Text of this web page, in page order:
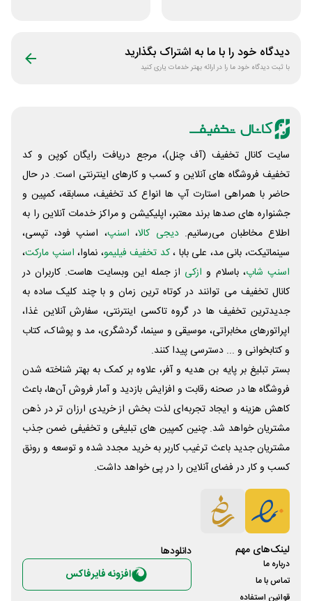
دیدگاه خود را با ما به اشتراک بگذارید
با ثبت دیدگاه خود ما را در ارائه بهتر خدمات یاری کنید
سایت کانال تخفیف (آف چنل)، مرجع دریافت رایگان کوپن و کد
تخفیف فروشگاه های آنلاین و کسب و‌ کارهای اینترنتی است. در حال
حاضر با همراهی استارت آپ ها انواع کد تخفیف، مسابقه، کمپین و
جشنواره های صدها برند معتبر، اپلیکیشن و مراکز خدمات آنلاین را به
اطلاع مخاطبان می‌رسانیم. دیجی کالا، اسنپ، اسنپ فود، تپسی،
سینماتیکت، بانی مد، علی‌ بابا ،کد تخفیف فیلیمو، نماوا، اسنپ مارکت،
اسنپ شاپ، باسلام و ازکی از جمله این وبسایت ‌هاست. کاربران در
کانال تخفیف می توانند در کوتاه ترین زمان و با چند کلیک ساده به
جدیدترین تخفیف ها در گروه تاکسی اینترنتی، سفارش آنلاین غذا،
اپراتورهای مخابراتی، موسیقی و سینما، گردشگری، مد و پوشاک، کتاب
و کتابخوانی و ... دسترسی پیدا کنند.
بستر تبلیغ بر پایه بن هدیه و آفر، علاوه بر کمک به بهتر شناخته شدن
فروشگاه ها در صحنه رقابت و افزایش بازدید و آمار فروش آن‌ها، باعث
کاهش هزینه و ایجاد تجربه‌ای لذت بخش از خریدی ارزان تر در ذهن
مشتریان خواهد شد. چنین کمپین های تبلیغی و تخفیفی ضمن جذب
مشتریان جدید باعث ترغیب کاربر به خرید مجدد شده و توسعه و رونق
کسب و کار در فضای آنلاین را در پی خواهد داشت.
لینک‌های مهم
درباره ما
تماس با ما
قوانین استفاده
دانلود‌ها
افزونه فایرفاکس